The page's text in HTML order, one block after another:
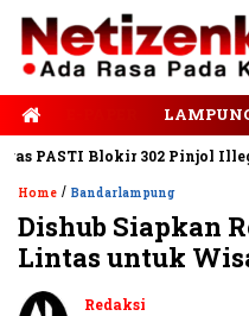
PASTI Blokir 302 Pinjol Illegal
Home / Bandarlampung
Dishub Siapkan
Lintas untuk
Redaksi